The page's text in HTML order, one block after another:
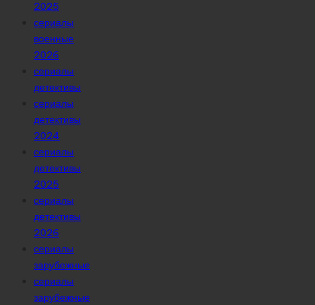
2025
сериалы
военные
2026
сериалы
детективы
сериалы
детективы
2024
сериалы
детективы
2025
сериалы
детективы
2026
сериалы
зарубежные
сериалы
зарубежные